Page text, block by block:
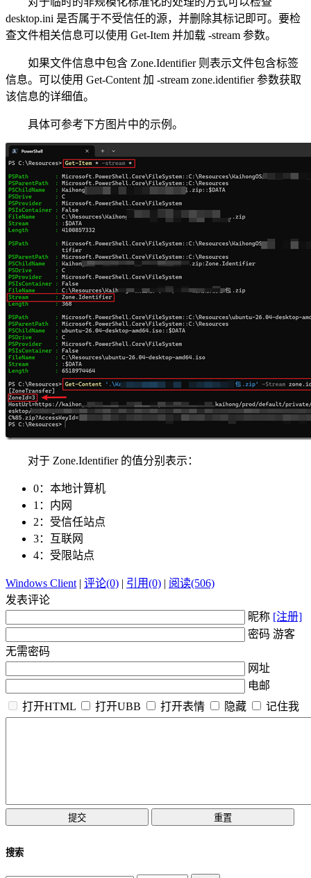
desktop.ini 是否属于不受信任的源，并删除其标记即可。要检
查文件相关信息可以使用 Get-Item 并加载 -stream 参数。
如果文件信息中包含 Zone.Identifier 则表示文件包含标签
信息。可以使用 Get-Content 加 -stream zone.identifier 参数获取
该信息的详细值。
具体可参考下方图片中的示例。
对于 Zone.Identifier 的值分别表示：
0：本地计算机
1：内网
2：受信任站点
3：互联网
4：受限站点
Windows Client| 评论(0) | 引用(0) | 阅读(506)
发表评论
昵称 [注册]
密码 游客
无需密码
网址
电邮
打开HTML
打开UBB 打开表情 隐藏 记住我
搜索